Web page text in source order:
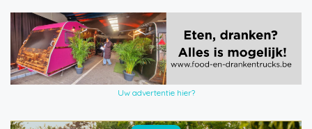
Uw advertentie hier?